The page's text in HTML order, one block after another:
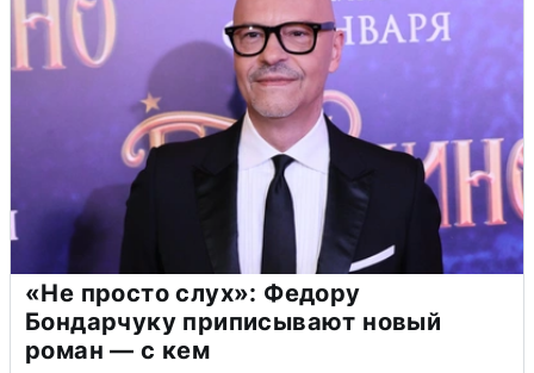
«Не просто слух»: Федору
Бондарчуку приписывают новый
роман — с кем